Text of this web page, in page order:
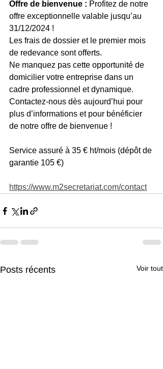
Offre de bienvenue : Profitez de notre
offre exceptionnelle valable jusqu’au
31/12/2024 !
Les frais de dossier et le premier mois
de redevance sont offerts.
Ne manquez pas cette opportunité de
domicilier votre entreprise dans un
cadre professionnel et dynamique.
Contactez-nous dès aujourd’hui pour
plus d’informations et pour bénéficier
de notre offre de bienvenue !
Service assuré à 35 € ht/mois (dépôt de
garantie 105 €)
https://www.m2secretariat.com/contact
Posts récents Voir tout